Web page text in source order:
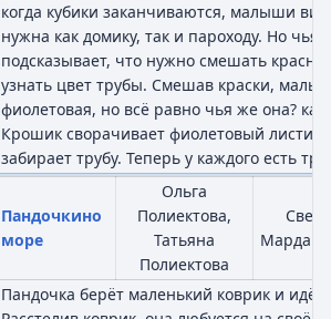
когда кубики заканчиваются, малыши
нужна как домику, так и пароходу. Но чья
подсказывает, что нужно смешать
узнать цвет трубы. Смешав краски,
фиолетовая, но всё равно чья же она? как
Крошик сворачивает фиолетовый
забирает трубу. Теперь у каждого есть
Пандочкино
море
Ольга
Полиектова,
Татьяна
Полиектова
Пандочка берёт маленький коврик и идёт